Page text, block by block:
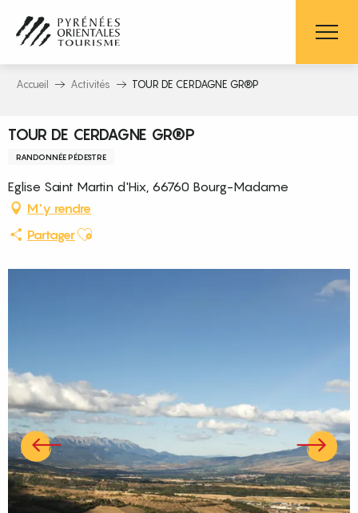
contenu
principal
Accueil Activités TOUR DE CERDAGNE GR®P
TOUR DE CERDAGNE GR®P
RANDONNÉE PÉDESTRE
Eglise Saint Martin d'Hix, 66760 Bourg-Madame
M'y rendre
PartagerAjouter aux favoris